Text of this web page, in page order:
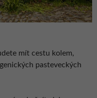
mít cestu kolem,
pasteveckých